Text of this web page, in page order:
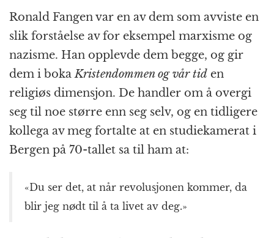
Ronald Fangen var en av dem som avviste en
slik forståelse av for eksempel marxisme og
nazisme. Han opplevde dem begge, og gir
dem i bokaKristendommen og vår tid en
religiøs dimensjon. De handler om å overgi
seg til noe større enn seg selv, og en tidligere
kollega av meg fortalte at en studiekamerat i
Bergen på 70-tallet sa til ham at:
«Du ser det, at når revolusjonen kommer, da
blir jeg nødt til å ta livet av deg.»